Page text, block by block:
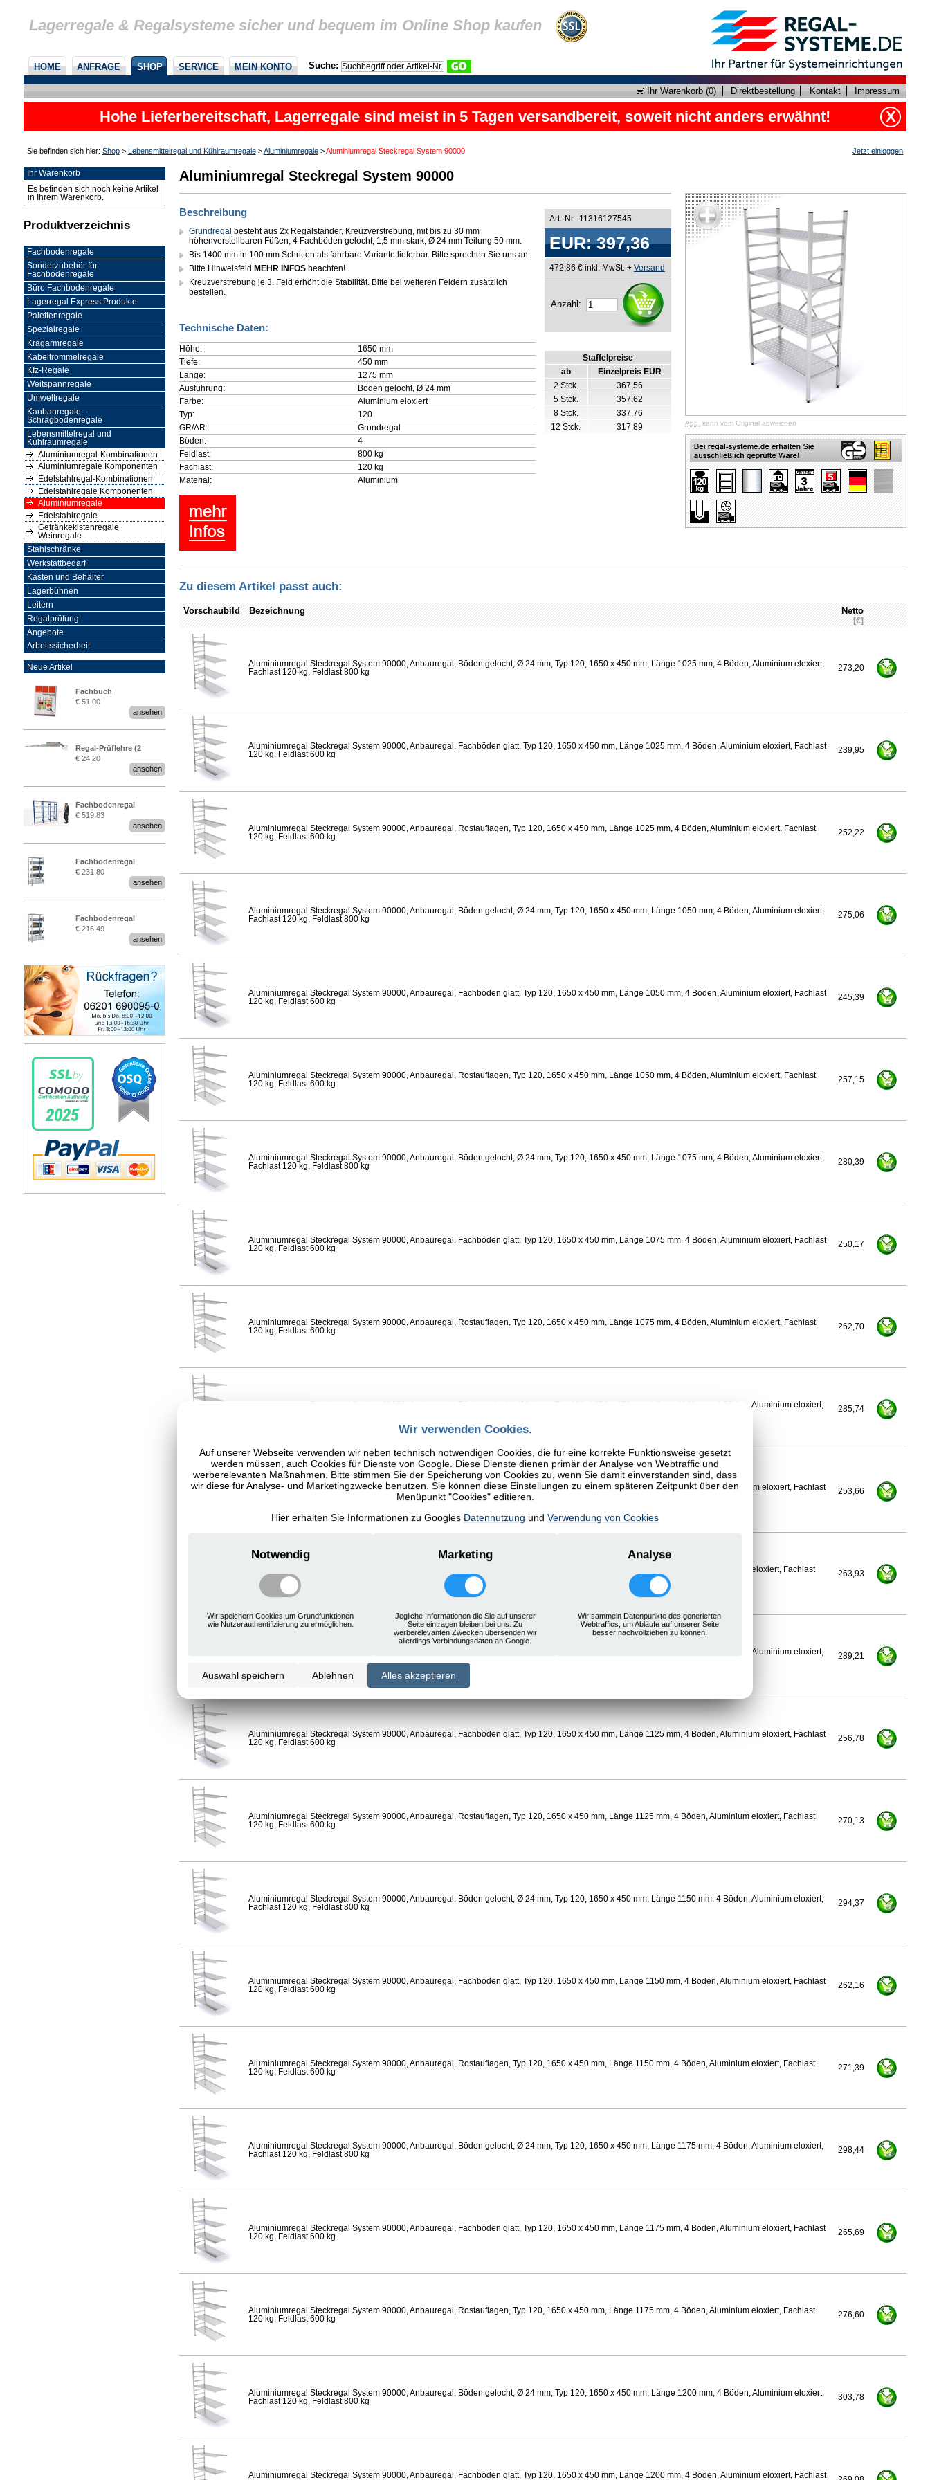
Lagerregale & Regalsysteme sicher und bequem im Online Shop kaufen
HOME ANFRAGE SHOP SERVICE MEIN KONTO Suche:
Ihr Warenkorb (0) Direktbestellung Kontakt Impressum
Hohe Lieferbereitschaft, Lagerregale sind meist in 5 Tagen versandbereit, soweit nicht anders erwähnt! X
Jetzt einloggen
Sie befinden sich hier: Shop> Lebensmittelregal und Kühlraumregale>Aluminiumregale>Aluminiumregal Steckregal System 90000
Ihr Warenkorb
Es befinden sich noch keine Artikel
in Ihrem Warenkorb.
Produktverzeichnis
Fachbodenregale
Sonderzubehör für
Fachbodenregale
Büro Fachbodenregale
Lagerregal Express Produkte
Palettenregale
Spezialregale
Kragarmregale
Kabeltrommelregale
Kfz-Regale
Weitspannregale
Umweltregale
Kanbanregale -
Schrägbodenregale
Lebensmittelregal und
Kühlraumregale
Aluminiumregal-Kombinationen
Aluminiumregale Komponenten
Edelstahlregal-Kombinationen
Edelstahlregale Komponenten
Aluminiumregale
Edelstahlregale
Getränkekistenregale
Weinregale
Stahlschränke
Werkstattbedarf
Kästen und Behälter
Lagerbühnen
Leitern
Regalprüfung
Angebote
Arbeitssicherheit
Neue Artikel
Fachbuch
„Regalprüfung nach DIN
€ 51,00
ansehen
Regal-Prüflehre (2
Stück)
€ 24,20
ansehen
Fachbodenregal
Stecksystem MultiPlus
2,25 Meter breit
€ 519,83
ansehen
Fachbodenregal
Stecksystem MultiPlus
€ 231,80
ansehen
Fachbodenregal
Stecksystem MultiPlus
€ 216,49
ansehen
Aluminiumregal Steckregal System 90000
Abb. kann vom Original abweichen
Art.-Nr.: 11316127545
EUR: 397,36
472,86 € inkl. MwSt. + Versand
Anzahl:
Staffelpreise
ab
Einzelpreis EUR
2 Stck.
367,56
5 Stck.
357,62
8 Stck.
337,76
12 Stck.
317,89
Beschreibung
Grundregal besteht aus 2x Regalständer, Kreuzverstrebung, mit bis zu 30 mm
höhenverstellbaren Füßen, 4 Fachböden gelocht, 1,5 mm stark, Ø 24 mm Teilung 50 mm.
Bis 1400 mm in 100 mm Schritten als fahrbare Variante lieferbar. Bitte sprechen Sie uns an.
Bitte Hinweisfeld MEHR INFOS beachten!
Kreuzverstrebung je 3. Feld erhöht die Stabilität. Bitte bei weiteren Feldern zusätzlich
bestellen.
Technische Daten:
Höhe:
1650 mm
Tiefe:
450 mm
Länge:
1275 mm
Ausführung:
Böden gelocht, Ø 24 mm
Farbe:
Aluminium eloxiert
Typ:
120
GR/AR:
Grundregal
Böden:
4
Feldlast:
800 kg
Fachlast:
120 kg
Material:
Aluminium
Zu diesem Artikel passt auch:
Vorschaubild Bezeichnung Netto
[€]
Aluminiumregal Steckregal System 90000, Anbauregal, Böden gelocht, Ø 24 mm, Typ 120, 1650 x 450 mm, Länge 1025 mm, 4 Böden, Aluminium eloxiert,
Fachlast 120 kg, Feldlast 800 kg
273,20
Aluminiumregal Steckregal System 90000, Anbauregal, Fachböden glatt, Typ 120, 1650 x 450 mm, Länge 1025 mm, 4 Böden, Aluminium eloxiert, Fachlast
120 kg, Feldlast 600 kg
239,95
Aluminiumregal Steckregal System 90000, Anbauregal, Rostauflagen, Typ 120, 1650 x 450 mm, Länge 1025 mm, 4 Böden, Aluminium eloxiert, Fachlast
120 kg, Feldlast 600 kg
252,22
Aluminiumregal Steckregal System 90000, Anbauregal, Böden gelocht, Ø 24 mm, Typ 120, 1650 x 450 mm, Länge 1050 mm, 4 Böden, Aluminium eloxiert,
Fachlast 120 kg, Feldlast 800 kg
275,06
Aluminiumregal Steckregal System 90000, Anbauregal, Fachböden glatt, Typ 120, 1650 x 450 mm, Länge 1050 mm, 4 Böden, Aluminium eloxiert, Fachlast
120 kg, Feldlast 600 kg
245,39
Aluminiumregal Steckregal System 90000, Anbauregal, Rostauflagen, Typ 120, 1650 x 450 mm, Länge 1050 mm, 4 Böden, Aluminium eloxiert, Fachlast
120 kg, Feldlast 600 kg
257,15
Aluminiumregal Steckregal System 90000, Anbauregal, Böden gelocht, Ø 24 mm, Typ 120, 1650 x 450 mm, Länge 1075 mm, 4 Böden, Aluminium eloxiert,
Fachlast 120 kg, Feldlast 800 kg
280,39
Aluminiumregal Steckregal System 90000, Anbauregal, Fachböden glatt, Typ 120, 1650 x 450 mm, Länge 1075 mm, 4 Böden, Aluminium eloxiert, Fachlast
120 kg, Feldlast 600 kg
250,17
Aluminiumregal Steckregal System 90000, Anbauregal, Rostauflagen, Typ 120, 1650 x 450 mm, Länge 1075 mm, 4 Böden, Aluminium eloxiert, Fachlast
120 kg, Feldlast 600 kg
262,70
Aluminiumregal Steckregal System 90000, Anbauregal, Böden gelocht, Ø 24 mm, Typ 120, 1650 x 450 mm, Länge 1100 mm, 4 Böden, Aluminium eloxiert,
285,74
Aluminiumregal Steckregal System 90000, Anbauregal, Fachböden glatt, Typ 120, 1650 x 450 mm, Länge 1100 mm, 4 Böden, Aluminium eloxiert, Fachlast
253,66
Aluminiumregal Steckregal System 90000, Anbauregal, Rostauflagen, Typ 120, 1650 x 450 mm, Länge 1100 mm, 4 Böden, Aluminium eloxiert, Fachlast
120 kg, Feldlast 600 kg
263,93
Aluminiumregal Steckregal System 90000, Anbauregal, Böden gelocht, Ø 24 mm, Typ 120, 1650 x 450 mm, Länge 1125 mm, 4 Böden, Aluminium eloxiert,
289,21
Aluminiumregal Steckregal System 90000, Anbauregal, Fachböden glatt, Typ 120, 1650 x 450 mm, Länge 1125 mm, 4 Böden, Aluminium eloxiert, Fachlast
120 kg, Feldlast 600 kg
256,78
Aluminiumregal Steckregal System 90000, Anbauregal, Rostauflagen, Typ 120, 1650 x 450 mm, Länge 1125 mm, 4 Böden, Aluminium eloxiert, Fachlast
120 kg, Feldlast 600 kg
270,13
Aluminiumregal Steckregal System 90000, Anbauregal, Böden gelocht, Ø 24 mm, Typ 120, 1650 x 450 mm, Länge 1150 mm, 4 Böden, Aluminium eloxiert,
Fachlast 120 kg, Feldlast 800 kg
294,37
Aluminiumregal Steckregal System 90000, Anbauregal, Fachböden glatt, Typ 120, 1650 x 450 mm, Länge 1150 mm, 4 Böden, Aluminium eloxiert, Fachlast
120 kg, Feldlast 600 kg
262,16
Aluminiumregal Steckregal System 90000, Anbauregal, Rostauflagen, Typ 120, 1650 x 450 mm, Länge 1150 mm, 4 Böden, Aluminium eloxiert, Fachlast
120 kg, Feldlast 600 kg
271,39
Aluminiumregal Steckregal System 90000, Anbauregal, Böden gelocht, Ø 24 mm, Typ 120, 1650 x 450 mm, Länge 1175 mm, 4 Böden, Aluminium eloxiert,
Fachlast 120 kg, Feldlast 800 kg
298,44
Aluminiumregal Steckregal System 90000, Anbauregal, Fachböden glatt, Typ 120, 1650 x 450 mm, Länge 1175 mm, 4 Böden, Aluminium eloxiert, Fachlast
120 kg, Feldlast 600 kg
265,69
Aluminiumregal Steckregal System 90000, Anbauregal, Rostauflagen, Typ 120, 1650 x 450 mm, Länge 1175 mm, 4 Böden, Aluminium eloxiert, Fachlast
120 kg, Feldlast 600 kg
276,60
Aluminiumregal Steckregal System 90000, Anbauregal, Böden gelocht, Ø 24 mm, Typ 120, 1650 x 450 mm, Länge 1200 mm, 4 Böden, Aluminium eloxiert,
Fachlast 120 kg, Feldlast 800 kg
303,78
Aluminiumregal Steckregal System 90000, Anbauregal, Fachböden glatt, Typ 120, 1650 x 450 mm, Länge 1200 mm, 4 Böden, Aluminium eloxiert, Fachlast
Wir verwenden Cookies.
Auf unserer Webseite verwenden wir neben technisch notwendigen Cookies, die für eine korrekte Funktionsweise gesetzt
werden müssen, auch Cookies für Dienste von Google. Diese Dienste dienen primär der Analyse von Webtraffic und
werberelevanten Maßnahmen. Bitte stimmen Sie der Speicherung von Cookies zu, wenn Sie damit einverstanden sind, dass
wir diese für Analyse- und Marketingzwecke benutzen. Sie können diese Einstellungen zu einem späteren Zeitpunkt über den
Menüpunkt "Cookies" editieren.
Hier erhalten Sie Informationen zu Googles Datennutzung und Verwendung von Cookies
Notwendig
Wir speichern Cookies um Grundfunktionen
wie Nutzerauthentifizierung zu ermöglichen.
Marketing
Jegliche Informationen die Sie auf unserer
Seite eintragen bleiben bei uns. Zu
werberelevanten Zwecken übersenden wir
allerdings Verbindungsdaten an Google.
Analyse
Wir sammeln Datenpunkte des generierten
Webtraffics, um Abläufe auf unserer Seite
besser nachvollziehen zu können.
Auswahl speichern Ablehnen Alles akzeptieren